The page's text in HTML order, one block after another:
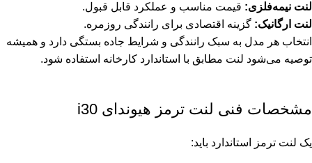
لنت نیمه‌فلزی: قیمت مناسب و عملکرد قابل قبول.
لنت ارگانیک: گزینه اقتصادی برای رانندگی روزمره.
انتخاب هر مدل به سبک رانندگی و شرایط جاده بستگی دارد و همیشه
توصیه می‌شود لنت مطابق با استاندارد کارخانه استفاده شود.
مشخصات فنی لنت ترمز هیوندای i30
یک لنت ترمز استاندارد باید: